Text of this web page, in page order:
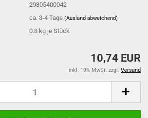
29805400042
ca. 3-4 Tage(Ausland abweichend)
0.8 kg je Stück
10,74 EUR
inkl. 19% MwSt. zzgl. Versand